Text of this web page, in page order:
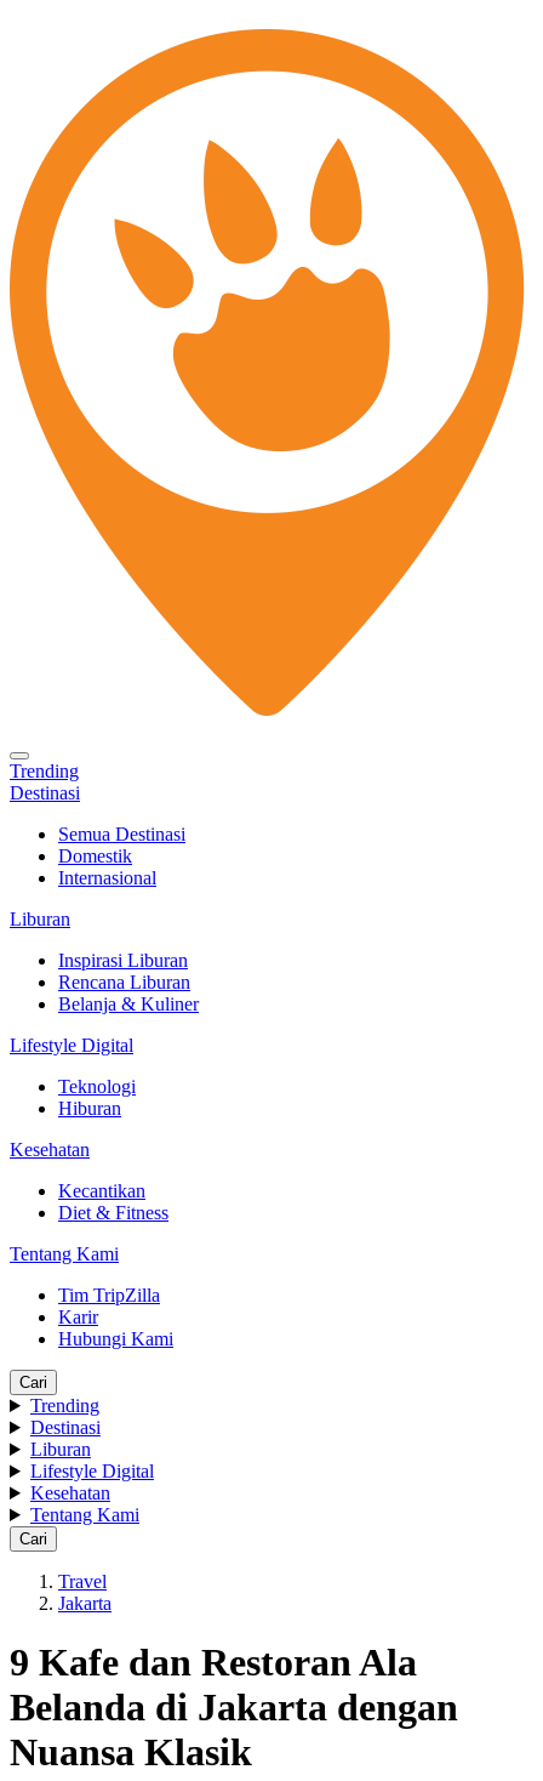
Trending
Destinasi
Semua Destinasi
Domestik
Internasional
Liburan
Inspirasi Liburan
Rencana Liburan
Belanja & Kuliner
Lifestyle Digital
Teknologi
Hiburan
Kesehatan
Kecantikan
Diet & Fitness
Tentang Kami
Tim TripZilla
Karir
Hubungi Kami
Cari
Trending
Destinasi
Liburan
Lifestyle Digital
Kesehatan
Tentang Kami
Cari
Travel
Jakarta
9 Kafe dan Restoran Ala
Belanda di Jakarta dengan
Nuansa Klasik